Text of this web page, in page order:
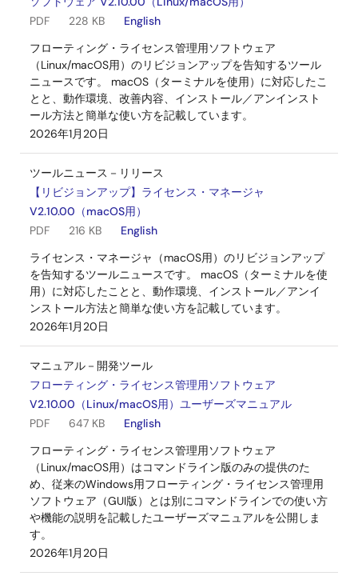
アップデート－コンパイラ
CS+用 RL78コンパイラ CC-RL V1.03.00
ログインしてダウンロード
EXE
14.47 MB
English
2016年7月21日
アップデート－コンパイラ
CS+用 RL78コンパイラ CC-RL V1.02.00
EXE
English
2015年10月20日
アップデート－コンパイラ
CS+用 RL78コンパイラ CC-RL V1.01.00
ログインしてダウンロード
EXE
14.88 MB
English
2015年4月20日
PDF
228 KB
English
フローティング・ライセンス管理用ソフトウェア
（Linux/macOS用）のリビジョンアップを告知するツール
ニュースです。 macOS（ターミナルを使用）に対応したこ
とと、動作環境、改善内容、インストール／アンインスト
ール方法と簡単な使い方を記載しています。
2026年1月20日
ツールニュース－リリース
【リビジョンアップ】ライセンス・マネージャ
V2.10.00（macOS用）
PDF
216 KB
English
ライセンス・マネージャ（macOS用）のリビジョンアップ
を告知するツールニュースです。 macOS（ターミナルを使
用）に対応したことと、動作環境、インストール／アンイ
ンストール方法と簡単な使い方を記載しています。
2026年1月20日
マニュアル－開発ツール
フローティング・ライセンス管理用ソフトウェア
V2.10.00（Linux/macOS用）ユーザーズマニュアル
PDF
647 KB
English
フローティング・ライセンス管理用ソフトウェア
（Linux/macOS用）はコマンドライン版のみの提供のた
め、従来のWindows用フローティング・ライセンス管理用
ソフトウェア（GUI版）とは別にコマンドラインでの使い方
や機能の説明を記載したユーザーズマニュアルを公開しま
す。
2026年1月20日